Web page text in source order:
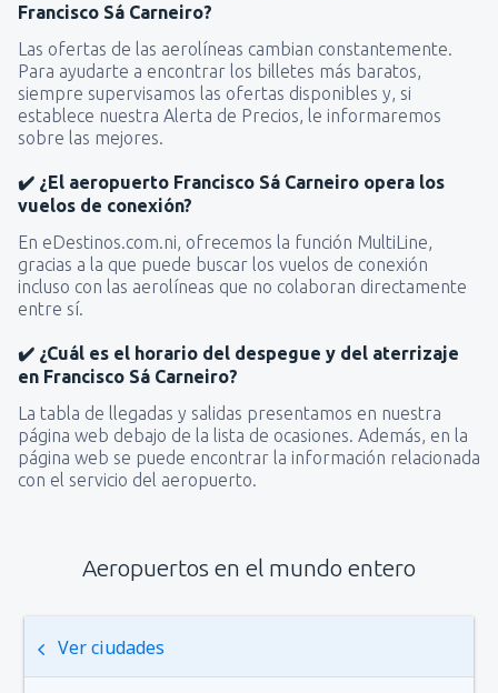
Francisco Sá Carneiro?
Las ofertas de las aerolíneas cambian constantemente.
Para ayudarte a encontrar los billetes más baratos,
siempre supervisamos las ofertas disponibles y, si
establece nuestra Alerta de Precios, le informaremos
sobre las mejores.
✔️ ¿El aeropuerto Francisco Sá Carneiro opera los
vuelos de conexión?
En eDestinos.com.ni, ofrecemos la función MultiLine,
gracias a la que puede buscar los vuelos de conexión
incluso con las aerolíneas que no colaboran directamente
entre sí.
✔️ ¿Cuál es el horario del despegue y del aterrizaje
en Francisco Sá Carneiro?
La tabla de llegadas y salidas presentamos en nuestra
página web debajo de la lista de ocasiones. Además, en la
página web se puede encontrar la información relacionada
con el servicio del aeropuerto.
Aeropuertos en el mundo entero
Ver ciudades